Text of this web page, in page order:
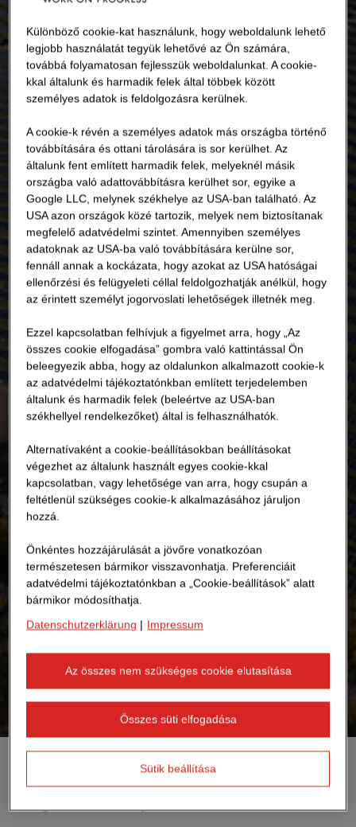
Derűs kilátások: STRABAG fotovoltaikus
Különböző cookie-kat használunk, hogy weboldalunk lehető
legjobb használatát tegyük lehetővé az Ön számára,
továbbá folyamatosan fejlesszük weboldalunkat. A cookie-
kkal általunk és harmadik felek által többek között
személyes adatok is feldolgozásra kerülnek.
A cookie-k révén a személyes adatok más országba történő
továbbítására és ottani tárolására is sor kerülhet. Az
általunk fent említett harmadik felek, melyeknél másik
országba való adattovábbításra kerülhet sor, egyike a
Google LLC, melynek székhelye az USA-ban található. Az
USA azon országok közé tartozik, melyek nem biztosítanak
megfelelő adatvédelmi szintet. Amennyiben személyes
adatoknak az USA-ba való továbbítására kerülne sor,
fennáll annak a kockázata, hogy azokat az USA hatóságai
ellenőrzési és felügyeleti céllal feldolgozhatják anélkül, hogy
az érintett személyt jogorvoslati lehetőségek illetnék meg.
Ezzel kapcsolatban felhívjuk a figyelmet arra, hogy „Az
összes cookie elfogadása” gombra való kattintással Ön
beleegyezik abba, hogy az oldalunkon alkalmazott cookie-k
az adatvédelmi tájékoztatónkban említett terjedelemben
általunk és harmadik felek (beleértve az USA-ban
székhellyel rendelkezőket) által is felhasználhatók.
Alternatívaként a cookie-beállításokban beállításokat
végezhet az általunk használt egyes cookie-kkal
kapcsolatban, vagy lehetősége van arra, hogy csupán a
feltétlenül szükséges cookie-k alkalmazásához járuljon
hozzá.
Önkéntes hozzájárulását a jövőre vonatkozóan
természetesen bármikor visszavonhatja. Preferenciáit
adatvédelmi tájékoztatónkban a „Cookie-beállítások” alatt
bármikor módosíthatja.
Datenschutzerklärung | Impressum
Az összes nem szükséges cookie elutasítása
Összes süti elfogadása
Sütik beállítása